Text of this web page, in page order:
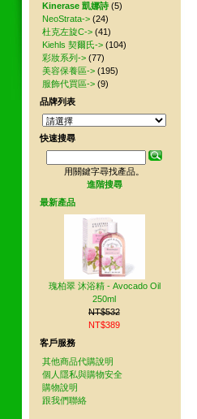
Kinerase 凱娜詩 (5)
NeoStrata-> (24)
杜克左旋C-> (41)
Kiehls 契爾氏-> (104)
彩妝系列-> (77)
美容保養區-> (195)
服飾代買區-> (9)
品牌列表
快速搜尋
用關鍵字尋找產品。
進階搜尋
最新產品
瑰柏翠 沐浴精 - Avocado Oil
250ml
NT$532
NT$389
客戶服務
其他商品代購說明
個人隱私與購物安全
購物說明
跟我們聯絡